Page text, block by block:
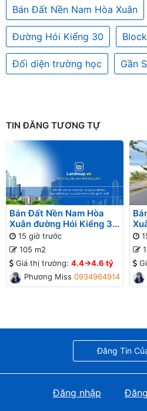
Bán Đất Nền Nam Hòa Xuân
Đường Hói Kiểng 30
Đối diện trường học Gần
TIN ĐĂNG TƯƠNG TỰ
Bán Đất Nền Nam Hòa
Xuân đường Hói Kiểng 31
B2-95 lô 9x - Gần Sông
15 giờ trước
105 m2
Giá thị trường: 4.4->4.6 tỷ
Phương Missa0934964914
lô
Đăng Tin
Đăng nhập